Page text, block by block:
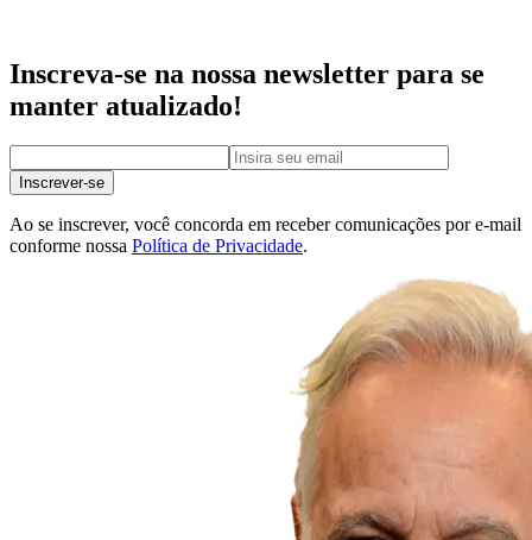
Inscreva-se na nossa newsletter para se
manter atualizado!
Inscrever-se
Ao se inscrever, você concorda em receber comunicações por e-mail
conforme nossa Política de Privacidade.